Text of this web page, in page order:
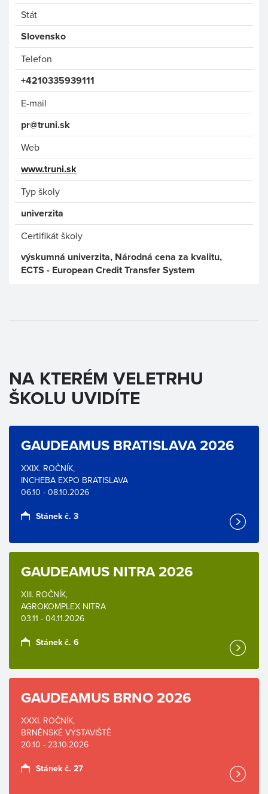
Stát
Slovensko
Telefon
+4210335939111
E-mail
pr@truni.sk
Web
www.truni.sk
Typ školy
univerzita
Certifikát školy
výskumná univerzita, Národná cena za kvalitu,
ECTS - European Credit Transfer System
NA KTERÉM VELETRHU
ŠKOLU UVIDÍTE
GAUDEAMUS BRATISLAVA 2026
XXIX. ROČNÍK,
INCHEBA EXPO BRATISLAVA
06.10 - 08.10.2026
Stánek č. 3
GAUDEAMUS NITRA 2026
XIII. ROČNÍK,
AGROKOMPLEX NITRA
03.11 - 04.11.2026
Stánek č. 6
GAUDEAMUS BRNO 2026
XXXI. ROČNÍK,
BRNĚNSKÉ VÝSTAVIŠTĚ
20.10 - 23.10.2026
Stánek č. 27